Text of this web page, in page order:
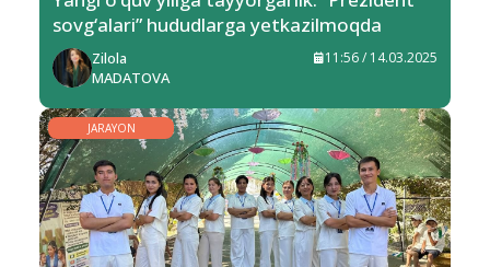
sovg‘alari” hududlarga yetkazilmoqda
Zilola
MADATOVA
11:56 / 14.03.2025
JARAYON